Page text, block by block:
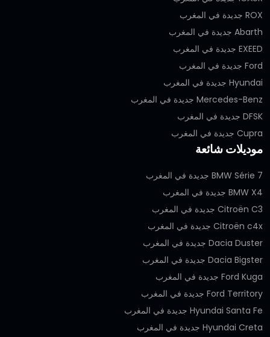
ROX جديدة في المغرب
Abarth جديدة في المغرب
EXEED جديدة في المغرب
Ford جديدة في المغرب
Hyundai جديدة في المغرب
Mercedes-Benz جديدة في المغرب
DFSK جديدة في المغرب
Cupra جديدة في المغرب
موديلات شائعة
BMW Série 7 جديدة في المغرب
BMW X4 جديدة في المغرب
Citroën C3 جديدة في المغرب
Citroën c4x جديدة في المغرب
Dacia Duster جديدة في المغرب
Dacia Bigster جديدة في المغرب
Ford Kuga جديدة في المغرب
Ford Territory جديدة في المغرب
Hyundai Santa Fe جديدة في المغرب
Hyundai Creta جديدة في المغرب